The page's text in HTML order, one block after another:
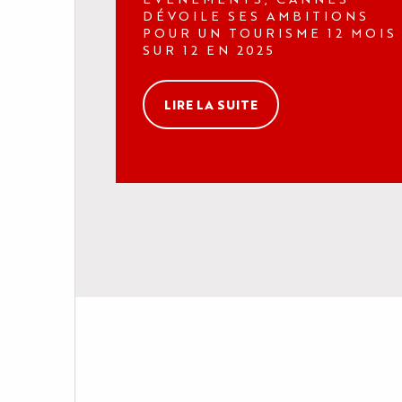
INFOS PRATIQUES
DÉVOILE SES AMBITIONS
POUR UN TOURISME 12 MOIS
SUR 12 EN 2025
LIRE LA SUITE